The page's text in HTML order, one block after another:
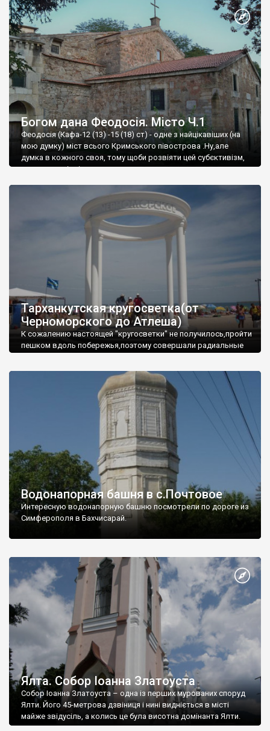
Богом дана Феодосія. Місто Ч.1
Феодосія (Кафа-12 (13) -15 (18) ст) - одне з найцікавіших (на
мою думку) міст всього Кримського півострова .Ну,але
думка в кожного своя, тому щоби розвіяти цей субєктивізм,
запрошую відвідати це
Тарханкутская кругосветка(от
Черноморского до Атлеша)
К сожалению настоящей "кругосветки" не получилось,пройти
пешком вдоль побережья,поэтому совершали радиальные
Водонапорная башня в с.Почтовое
Интересную водонапорную башню посмотрели по дороге из
Симферополя в Бахчисарай.
Ялта. Собор Іоанна Златоуста
Собор Іоанна Златоуста – одна із перших мурованих споруд
Ялти. Його 45-метрова дзвіниця і нині видніється в місті
майже звідусіль, а колись це була висотна домінанта Ялти.